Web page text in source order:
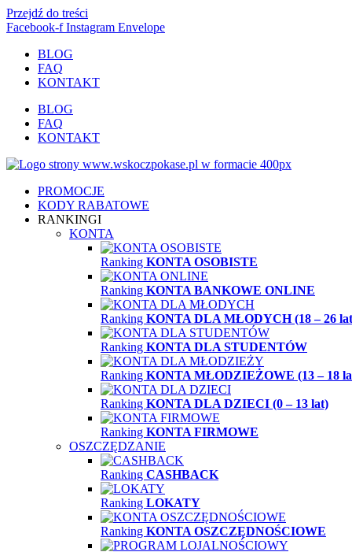
Przejdź do treści
Facebook-f Instagram Envelope
BLOG
FAQ
KONTAKT
BLOG
FAQ
KONTAKT
PROMOCJE
KODY RABATOWE
RANKINGI
KONTA
Ranking KONTA OSOBISTE
Ranking KONTA BANKOWE ONLINE
Ranking KONTA DLA MŁODYCH (18 – 26
Ranking KONTA DLA STUDENTÓW
Ranking KONTA MŁODZIEŻOWE (13 – 18
Ranking KONTA DLA DZIECI (0 – 13 lat)
Ranking KONTA FIRMOWE
OSZCZĘDZANIE
Ranking CASHBACK
Ranking LOKATY
Ranking KONTA OSZCZĘDNOŚCIOWE